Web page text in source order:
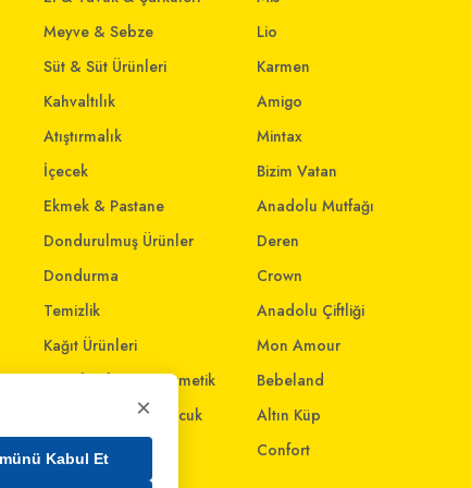
Meyve & Sebze
Süt & Süt Ürünleri
Kahvaltılık
Atıştırmalık
İçecek
Ekmek & Pastane
Dondurulmuş Ürünler
Dondurma
Temizlik
Kağıt Ürünleri
Kişisel Bakım & Kozmetik
Anne - Bebek & Çocuk
Oyuncak
Lio
Karmen
Amigo
Mintax
Bizim Vatan
Anadolu Mutfağı
Deren
Crown
Anadolu Çiftliği
Mon Amour
Bebeland
Altın Küp
Confort
×
Kabul Et